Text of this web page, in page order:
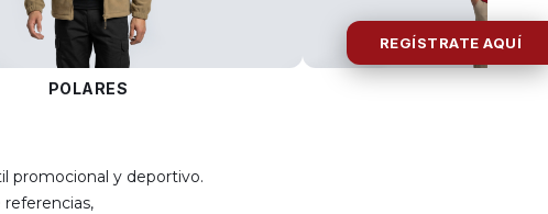
POLARES
promocional y deportivo.
REGÍSTRATE AQUÍ